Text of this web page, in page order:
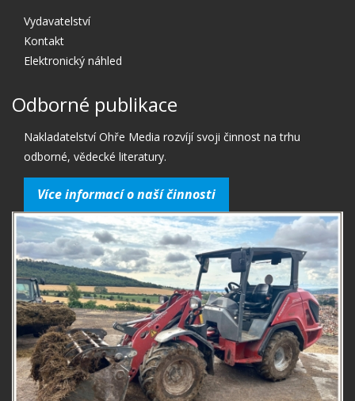
Vydavatelství
Kontakt
Elektronický náhled
Odborné publikace
Nakladatelství Ohře Media rozvíjí svoji činnost na trhu
odborné, vědecké literatury.
Více informací o naší činnosti